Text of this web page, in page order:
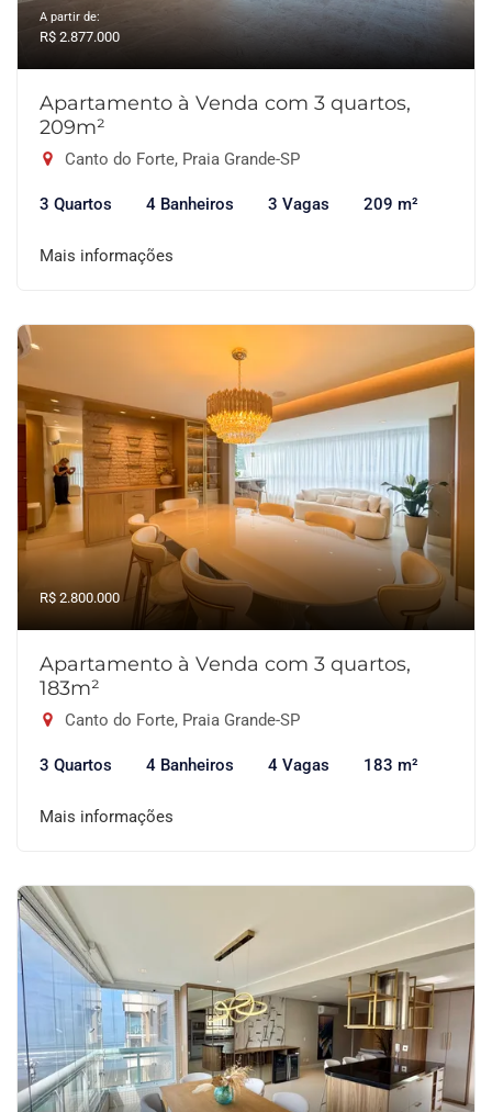
A partir de:
R$ 2.877.000
Apartamento à Venda com 3 quartos,
209m²
Canto do Forte, Praia Grande-SP
3 Quartos 4 Banheiros 3 Vagas 209 m²
Mais informações
R$ 2.800.000
Apartamento à Venda com 3 quartos,
183m²
Canto do Forte, Praia Grande-SP
3 Quartos 4 Banheiros 4 Vagas 183 m²
Mais informações